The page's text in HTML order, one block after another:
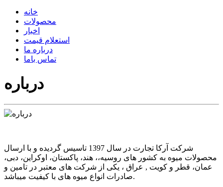
خانه
محصولات
اخبار
استعلام قیمت
درباره ما
تماس باما
درباره
شرکت آرکا تجارت در سال 1397 تاسیس گردیده و با ارسال
محصولات میوه به کشور های روسیه،، هند، پاکستان، اوکراین، دبی،
عمان، قطر و کویت , عراق ، یکی از شرکت های معتبر در تامین و
صادرات انواع میوه های با کیفیت میباشد.